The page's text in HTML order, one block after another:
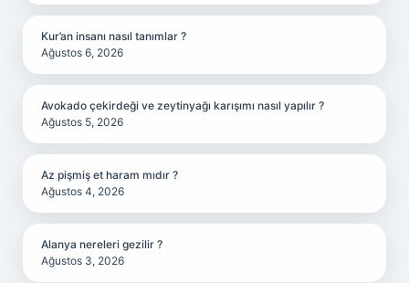
Kur’an insanı nasıl tanımlar ?
Ağustos 6, 2026
Avokado çekirdeği ve zeytinyağı karışımı nasıl yapılır ?
Ağustos 5, 2026
Az pişmiş et haram mıdır ?
Ağustos 4, 2026
Alanya nereleri gezilir ?
Ağustos 3, 2026